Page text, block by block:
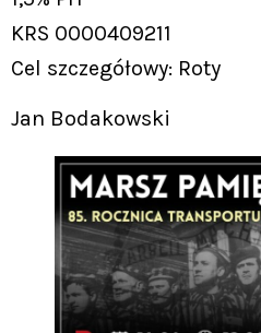
KRS 0000409211
Cel szczegółowy: Roty
Jan Bodakowski